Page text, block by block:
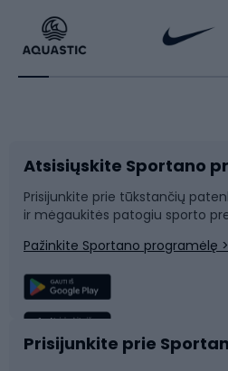
Dviratininkų apranga
Dviračių dalys
Laipiojimas
Žvejyba
Sportinė medicina
Rakečių sportas
Rogutės ir čiuožynės
Snieglenčių sportas
Plaukimas
Komandinis sportas
Atsisiųskite Sportano
Prisijunkite prie tūkstančių
ir mėgaukitės patogiu sporto
Pažinkite Sportano programėlę >
Prisijunkite prie